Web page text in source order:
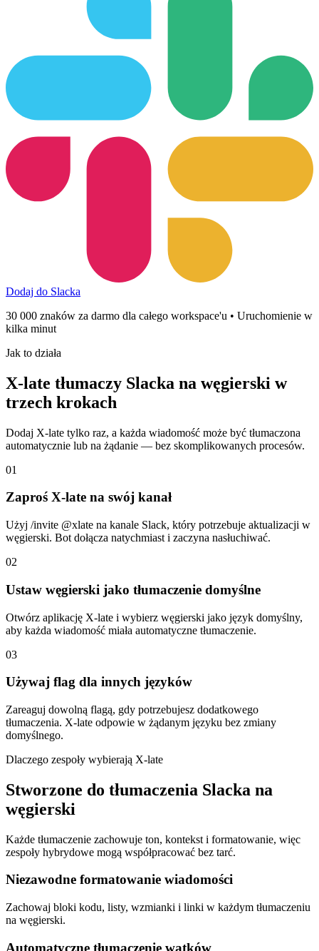
Dodaj do Slacka
30 000 znaków za darmo dla całego workspace'u • Uruchomienie w
kilka minut
Jak to działa
X-late tłumaczy Slacka na węgierski w
trzech krokach
Dodaj X-late tylko raz, a każda wiadomość może być tłumaczona
automatycznie lub na żądanie — bez skomplikowanych procesów.
01
Zaproś X-late na swój kanał
Użyj /invite @xlate na kanale Slack, który potrzebuje aktualizacji w
węgierski. Bot dołącza natychmiast i zaczyna nasłuchiwać.
02
Ustaw węgierski jako tłumaczenie domyślne
Otwórz aplikację X-late i wybierz węgierski jako język domyślny,
aby każda wiadomość miała automatyczne tłumaczenie.
03
Używaj flag dla innych języków
Zareaguj dowolną flagą, gdy potrzebujesz dodatkowego
tłumaczenia. X-late odpowie w żądanym języku bez zmiany
domyślnego.
Dlaczego zespoły wybierają X-late
Stworzone do tłumaczenia Slacka na
węgierski
Każde tłumaczenie zachowuje ton, kontekst i formatowanie, więc
zespoły hybrydowe mogą współpracować bez tarć.
Niezawodne formatowanie wiadomości
Zachowaj bloki kodu, listy, wzmianki i linki w każdym tłumaczeniu
na węgierski.
Automatyczne tłumaczenie wątków